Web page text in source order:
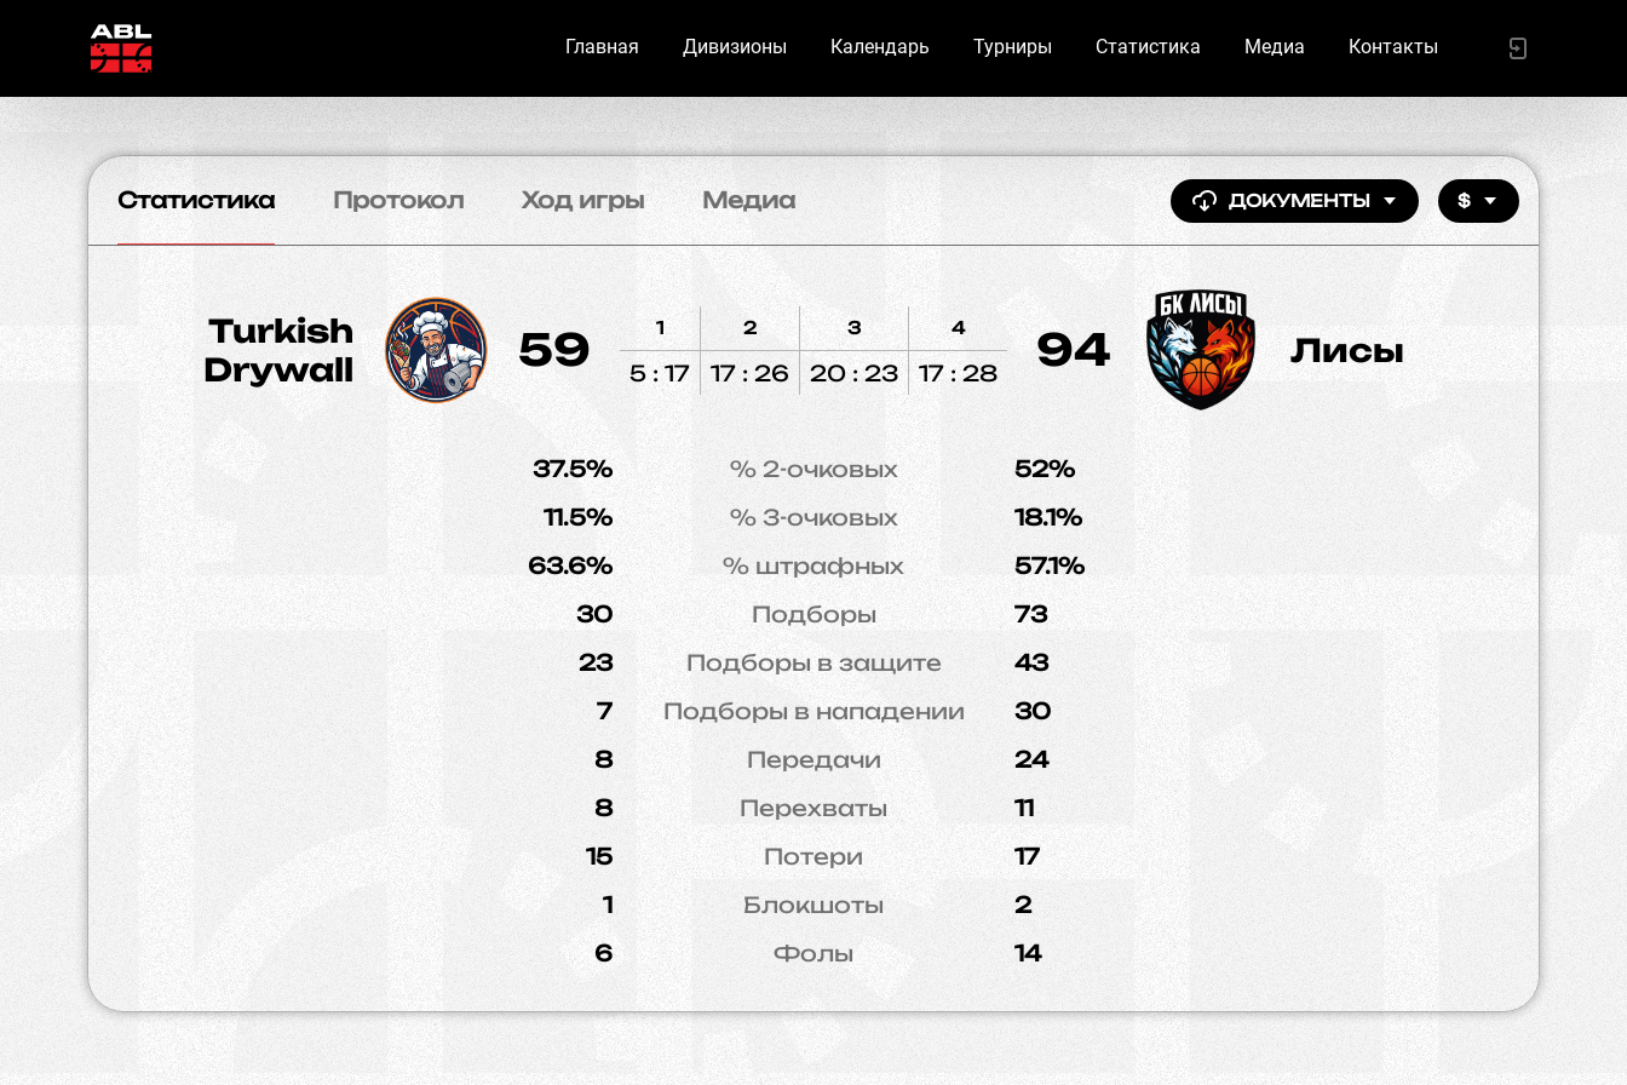
Главная Дивизионы Календарь Турниры Статистика Медиа Контакты
Статистика Протокол Ход игры Медиа ДОКУМЕНТЫ $
Turkish
Drywall
59 1
5 : 17
2
17 : 26
3
20 : 23
4
17 : 28
Лисы
94
37.5% % 2-очковых
52%
11.5%
% 3-очковых
18.1%
63.6%
% штрафных
57.1%
30
Подборы
73
23
Подборы в защите
43
7
Подборы в нападении
30
8
Передачи
24
8
Перехваты
11
15
Потери
17
1
Блокшоты
2
6
Фолы 14